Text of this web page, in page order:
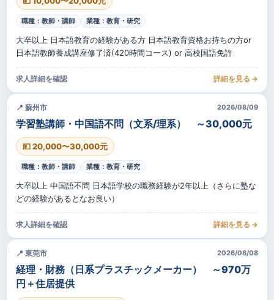
職種：教師・講師 業種：教育・研究
大卒以上 日本語教育の経験がある方 日本語教育資格お持ちの方or
日本語教師養成講座修了済(420時間コース) or 高校国語免許
求人詳細を確認 詳細を見る →
📍 蘇州市 2026/08/09
学習塾講師・中国語不問（文系/理系） ～30,000元
💴 20,000〜30,000元
職種：教師・講師 業種：教育・研究
大卒以上 中国語不問 日本語学校の職務経験が2年以上（さらに塾な
どの経験があるとなお良い）
求人詳細を確認 詳細を見る →
📍 東莞市 2026/08/08
経理・財務（日系プラスチックメーカー） ～970万
円＋住居提供